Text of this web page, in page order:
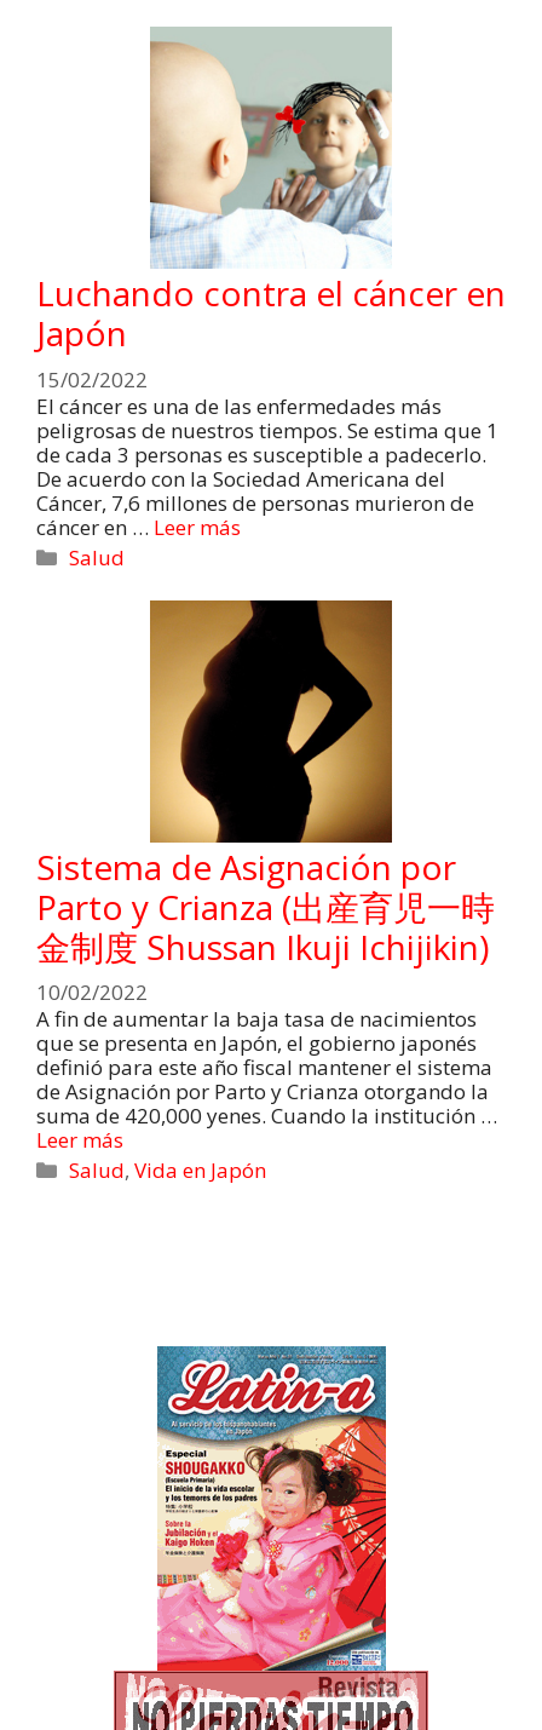
Luchando contra el cáncer en
Japón
15/02/2022
El cáncer es una de las enfermedades más
peligrosas de nuestros tiempos. Se estima que 1
de cada 3 personas es susceptible a padecerlo.
De acuerdo con la Sociedad Americana del
Cáncer, 7,6 millones de personas murieron de
cáncer en … Leer más
Salud
Sistema de Asignación por
Parto y Crianza (出産育児一時
金制度 Shussan Ikuji Ichijikin)
10/02/2022
A fin de aumentar la baja tasa de nacimientos
que se presenta en Japón, el gobierno japonés
definió para este año fiscal mantener el sistema
de Asignación por Parto y Crianza otorgando la
suma de 420,000 yenes. Cuando la institución …
Leer más
Salud,Vida en Japón